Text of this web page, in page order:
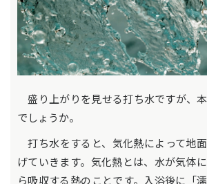
盛り上がりを見せる打ち水ですが、
でしょうか。
打ち水をすると、気化熱によって地
げていきます。気化熱とは、水が気体
ら吸収する熱のことです。入浴後に「